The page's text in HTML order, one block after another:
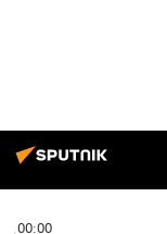
00:00